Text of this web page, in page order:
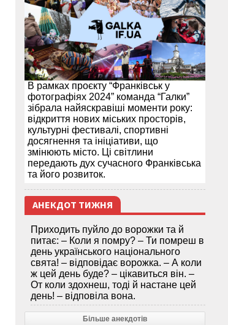
В рамках проєкту “Франківськ у
фотографіях 2024” команда “Галки”
зібрала найяскравіші моменти року:
відкриття нових міських просторів,
культурні фестивалі, спортивні
досягнення та ініціативи, що
змінюють місто. Ці світлини
передають дух сучасного Франківська
та його розвиток.
АНЕКДОТ ТИЖНЯ
Приходить пуйло до ворожки та й
питає: – Коли я помру? – Ти помреш в
день українського національного
свята! – відповідає ворожка. – А коли
ж цей день буде? – цікавиться він. –
От коли здохнеш, тоді й настане цей
день! – відповіла вона.
Більше анекдотів